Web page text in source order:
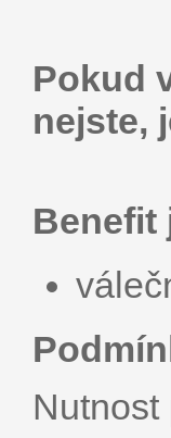
Pokud
nejste,
Benefit
Nutnost